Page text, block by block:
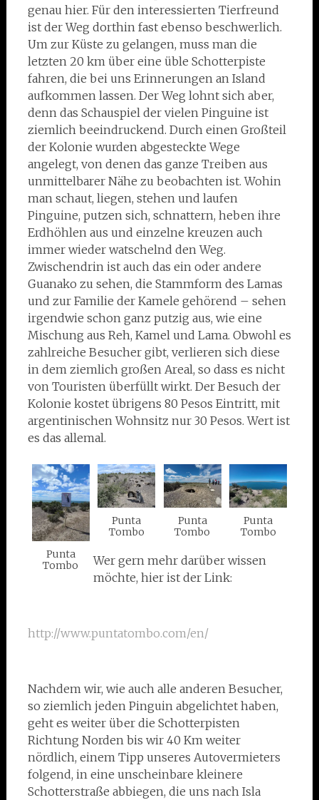
genau hier. Für den interessierten Tierfreund
ist der Weg dorthin fast ebenso beschwerlich.
Um zur Küste zu gelangen, muss man die
letzten 20 km über eine üble Schotterpiste
fahren, die bei uns Erinnerungen an Island
aufkommen lassen. Der Weg lohnt sich aber,
denn das Schauspiel der vielen Pinguine ist
ziemlich beeindruckend. Durch einen Großteil
der Kolonie wurden abgesteckte Wege
angelegt, von denen das ganze Treiben aus
unmittelbarer Nähe zu beobachten ist. Wohin
man schaut, liegen, stehen und laufen
Pinguine, putzen sich, schnattern, heben ihre
Erdhöhlen aus und einzelne kreuzen auch
immer wieder watschelnd den Weg.
Zwischendrin ist auch das ein oder andere
Guanako zu sehen, die Stammform des Lamas
und zur Familie der Kamele gehörend – sehen
irgendwie schon ganz putzig aus, wie eine
Mischung aus Reh, Kamel und Lama. Obwohl es
zahlreiche Besucher gibt, verlieren sich diese
in dem ziemlich großen Areal, so dass es nicht
von Touristen überfüllt wirkt. Der Besuch der
Kolonie kostet übrigens 80 Pesos Eintritt, mit
argentinischen Wohnsitz nur 30 Pesos. Wert ist
es das allemal.
Punta
Tombo
Punta
Tombo
Punta
Tombo
Punta
Tombo
Wer gern mehr darüber wissen
möchte, hier ist der Link:
http://www.puntatombo.com/en/
Nachdem wir, wie auch alle anderen Besucher,
so ziemlich jeden Pinguin abgelichtet haben,
geht es weiter über die Schotterpisten
Richtung Norden bis wir 40 Km weiter
nördlich, einem Tipp unseres Autovermieters
folgend, in eine unscheinbare kleinere
Schotterstraße abbiegen, die uns nach Isla